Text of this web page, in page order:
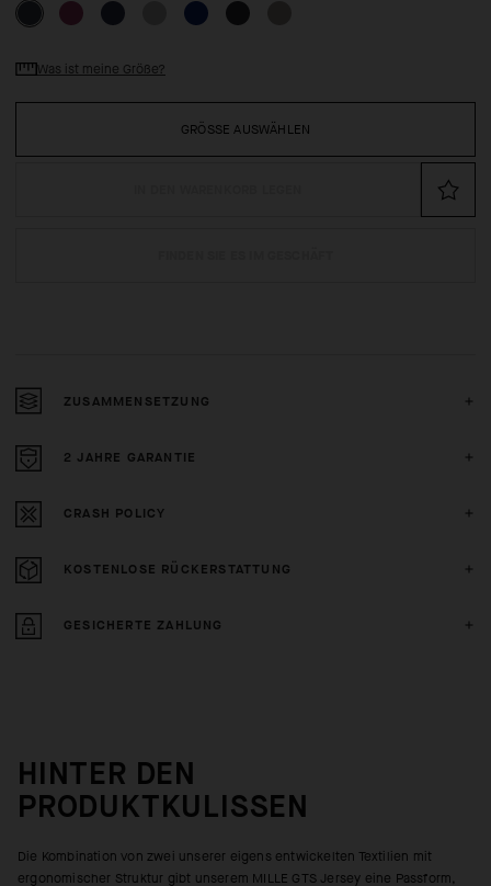
GRÖSSE AUSWÄHLEN
Was ist meine Größe?
ZUSAMMENSETZUNG
2 JAHRE GARANTIE
CRASH POLICY
KOSTENLOSE RÜCKERSTATTUNG
GESICHERTE ZAHLUNG
HINTER DEN
PRODUKTKULISSEN
Die Kombination von zwei unserer eigens entwickelten Textilien mit
ergonomischer Struktur gibt unserem MILLE GTS Jersey eine Passform,